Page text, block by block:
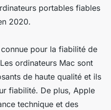
portables fiables
2020.
pour la fiabilité de
ordinateurs Mac sont
de haute qualité et ils
fiabilité. De plus, Apple
technique et des